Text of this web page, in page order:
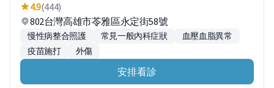
4.9(444)
802台灣高雄市苓雅區永定街58號
慢性病整合照護 常見一般內科症狀
血壓血脂異常
疫苗施打
外傷
安排看診